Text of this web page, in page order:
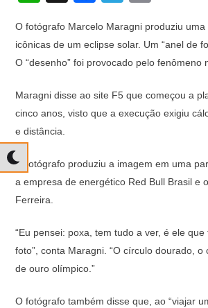
at
s
p
p
c
e
o
o
e
gr
m
p
y
n
k
O fotógrafo Marcelo Maragni produziu
icônicas de um eclipse solar. Um “anel de
O “desenho” foi provocado pelo fenômeno
Maragni disse ao site F5 que começou a
cinco anos, visto que a execução exigiu
e distância.
O fotógrafo produziu a imagem em uma
a empresa de energético Red Bull Brasil e
Ferreira.
“Eu pensei: poxa, tem tudo a ver, é ele
foto”, conta Maragni. “O círculo dourado, o
de ouro olímpico.”
O fotógrafo também disse que, ao “viajar